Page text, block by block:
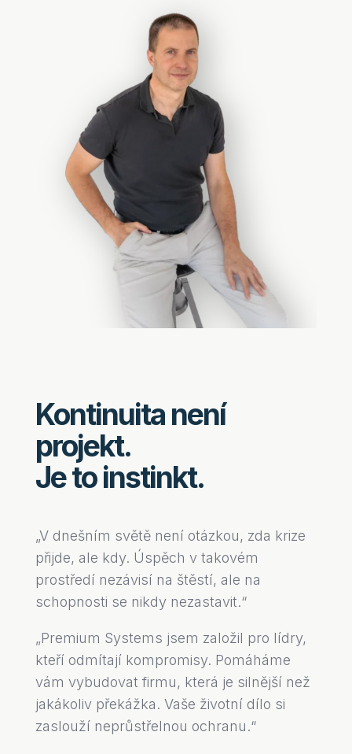
Kontinuita není
projekt.
Je to instinkt.
„V dnešním světě není otázkou, zda krize
přijde, ale kdy. Úspěch v takovém
prostředí nezávisí na štěstí, ale na
schopnosti se nikdy nezastavit.“
„Premium Systems jsem založil pro lídry,
kteří odmítají kompromisy. Pomáháme
vám vybudovat firmu, která je silnější než
jakákoliv překážka. Vaše životní dílo si
zaslouží neprůstřelnou ochranu.“